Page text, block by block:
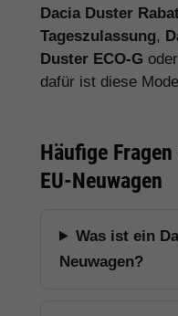
Dacia Duster
Tageszulassung,
Duster ECO-G oder
dafür ist diese
Häufige
EU-Neuwagen
Was ist ein
Neuwagen?